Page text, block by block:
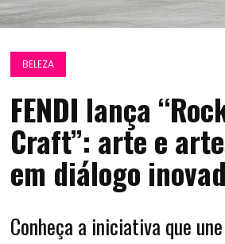
BELEZA
FENDI lança
Craft”: arte e
em diálogo
Conheça a iniciativa que